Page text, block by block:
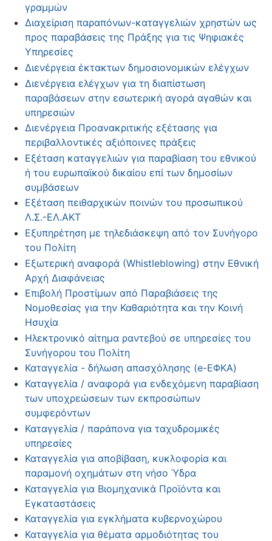
γραμμών
Διαχείριση παραπόνων-καταγγελιών χρηστών ως
προς παραβάσεις της Πράξης για τις Ψηφιακές
Υπηρεσίες
Διενέργεια έκτακτων δημοσιονομικών ελέγχων
Διενέργεια ελέγχων για τη διαπίστωση
παραβάσεων στην εσωτερική αγορά αγαθών και
υπηρεσιών
Διενέργεια Προανακριτικής εξέτασης για
περιβαλλοντικές αξιόποινες πράξεις
Εξέταση καταγγελιών για παραβίαση του εθνικού
ή του ευρωπαϊκού δικαίου επί των δημοσίων
συμβάσεων
Εξέταση πειθαρχικών ποινών του προσωπικού
Λ.Σ.-ΕΛ.ΑΚΤ
Εξυπηρέτηση με τηλεδιάσκεψη από τον Συνήγορο
του Πολίτη
Εξωτερική αναφορά (Whistleblowing) στην Εθνική
Αρχή Διαφάνειας
Επιβολή Προστίμων από Παραβιάσεις της
Νομοθεσίας για την Καθαριότητα και την Κοινή
Ησυχία
Ηλεκτρονικό αίτημα ραντεβού σε υπηρεσίες του
Συνήγορου του Πολίτη
Καταγγελία - δήλωση απασχόλησης (e-ΕΦΚΑ)
Καταγγελία / αναφορά για ενδεχόμενη παραβίαση
των υποχρεώσεων των εκπροσώπων
συμφερόντων
Καταγγελία / παράπονα για ταχυδρομικές
υπηρεσίες
Καταγγελία για αποβίβαση, κυκλοφορία και
παραμονή οχημάτων στη νήσο Ύδρα
Καταγγελία για Βιομηχανικά Προϊόντα και
Εγκαταστάσεις
Καταγγελία για εγκλήματα κυβερνοχώρου
Καταγγελία για θέματα αρμοδιότητας του